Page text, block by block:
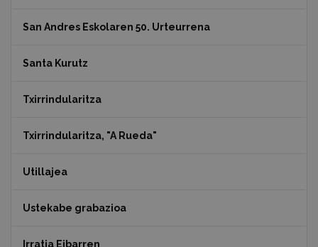
San Andres Eskolaren 50. Urteurrena
Santa Kurutz
Txirrindularitza
Txirrindularitza, "A Rueda"
Utillajea
Ustekabe grabazioa
Irratia Eibarren